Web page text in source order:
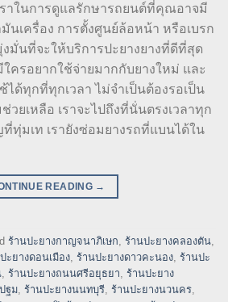
าในการดูแลรักษารถยนต์ที่คุณอาจมี
นเครื่อง การตั้งศูนย์ล้อหน้า หรือเบรก
มั่นที่จะให้บริการปะยางยางที่ดีที่สุด
ครอยากใช้จ่ายมากกับยางใหม่ และ
ได้ทุกที่ทุกเวลา ไม่จำเป็นต้องรอเป็น
วยเหลือ เราจะไปถึงที่นั่นตรงเวลาทุก
ทุ่มเท เรายังซ่อมยางรถที่แบนได้ใน
READING →
ร้านปะยางกาญจนาภิเษก, ร้านปะยางคลองตัน,
ะยางดอนเมือง, ร้านปะยางดาวคะนอง, ร้านปะ
, ร้านปะยางถนนศรีอยุธยา, ร้านปะยาง
ฐม, ร้านปะยางนนทบุรี, ร้านปะยางนวนคร,